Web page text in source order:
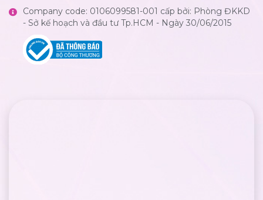
Company code: 0106099581-001 cấp bởi: Phòng ĐKKD
- Sở kế hoạch và đầu tư Tp.HCM - Ngày 30/06/2015